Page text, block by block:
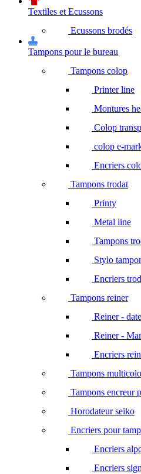
Textiles et Ecussons
Ecussons brodés
Tampons pour le bureau
Tampons colop
Printer line
Montures
Colop
colop e-
Encriers
Tampons trodat
Printy
Metal line
Tampons
Stylo
Encriers
Tampons reiner
Reiner -
Reiner -
Encriers
Tampons
Tampons encreur
Horodateur seiko
Encriers pour
Encriers
Encriers sign